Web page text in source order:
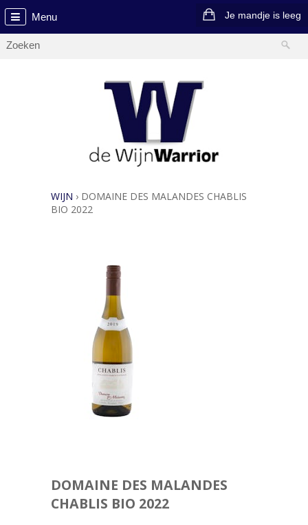
Menu Je mandje is leeg
WIJN › DOMAINE DES MALANDES CHABLIS
BIO 2022
DOMAINE DES MALANDES
CHABLIS BIO 2022